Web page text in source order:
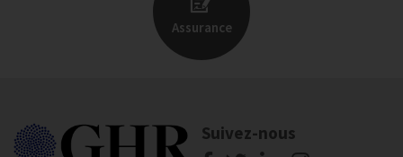
Assurance
Suivez-nous